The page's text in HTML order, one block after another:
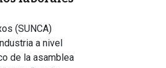
(SUNCA)
a nivel
de la asamblea